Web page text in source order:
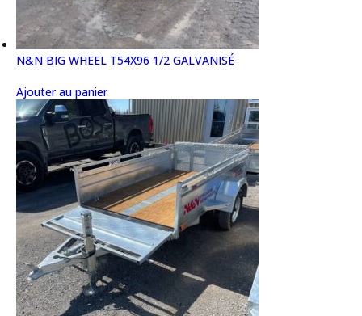
N&N BIG WHEEL T54X96 1/2 GALVANISÉ
Ajouter au panier